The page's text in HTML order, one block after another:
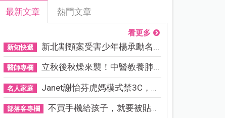
最新文章 熱門文章
看更多
新知快遞 新北割頸案受害少年楊承勳名...
醫師專欄 立秋後秋燥來襲！中醫教養肺...
名人家庭 Janet謝怡芬虎媽模式禁3C，看...
部落客專欄 不買手機給孩子，就要被貼「...